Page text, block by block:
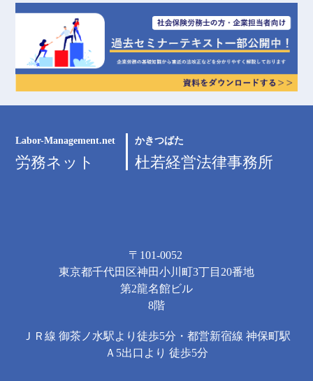
Labor-Management.net
労務ネット
かきつばた
杜若経営法律事務所
〒101-0052
東京都千代田区神田小川町3丁目20番地
第2龍名館ビル
8階
ＪＲ線 御茶ノ水駅より徒歩5分・都営新宿線 神保町駅
Ａ5出口より 徒歩5分